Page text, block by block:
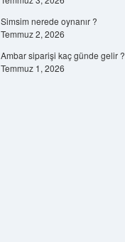
Simsim nerede oynanır ?
Temmuz 2, 2026
Ambar siparişi kaç günde gelir ?
Temmuz 1, 2026